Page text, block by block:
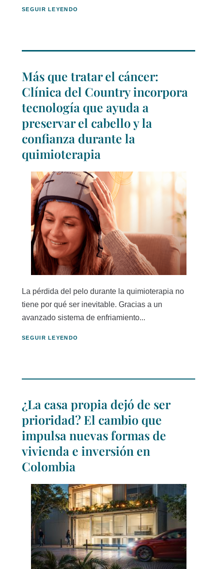
SEGUIR LEYENDO
Más que tratar el cáncer:
Clínica del Country incorpora
tecnología que ayuda a
preservar el cabello y la
confianza durante la
quimioterapia
La pérdida del pelo durante la quimioterapia no
tiene por qué ser inevitable. Gracias a un
avanzado sistema de enfriamiento...
SEGUIR LEYENDO
¿La casa propia dejó de ser
prioridad? El cambio que
impulsa nuevas formas de
vivienda e inversión en
Colombia